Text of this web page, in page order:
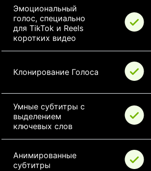
Эмоциональный
голос, специально
для TikTok и Reels
коротких видео
Клонирование Голоса
Умные субтитры с
выделением
ключевых слов
Анимированные
субтитры